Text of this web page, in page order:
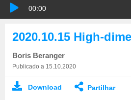
00:00
Boris Beranger
Publicado a 15.10.2020
Download Partilhar